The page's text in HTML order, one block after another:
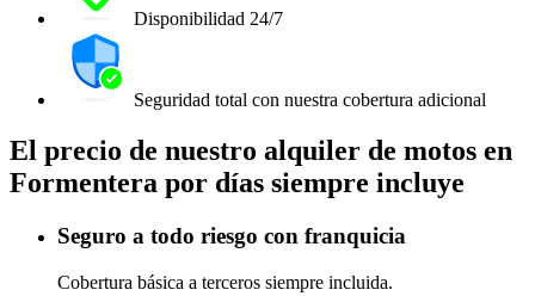
Disponibilidad 24/7
Seguridad total con nuestra cobertura adicional
El precio de nuestro alquiler de motos en
Formentera por días siempre incluye
Seguro a todo riesgo con franquicia
Cobertura básica a terceros siempre incluida.